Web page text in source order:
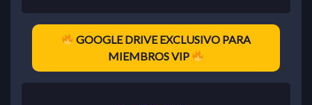
GOOGLE DRIVE EXCLUSIVO PARA
MIEMBROS VIP